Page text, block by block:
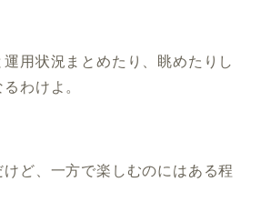
用状況まとめたり、眺めたりし
わけよ。
ど、一方で楽しむのにはある程